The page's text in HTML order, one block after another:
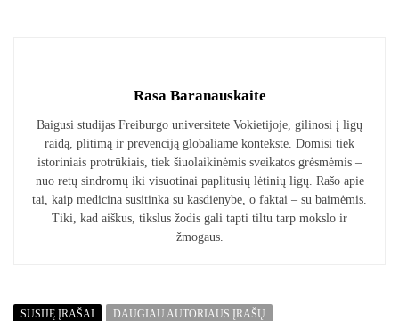
Rasa Baranauskaite
Baigusi studijas Freiburgo universitete Vokietijoje, gilinosi į ligų
raidą, plitimą ir prevenciją globaliame kontekste. Domisi tiek
istoriniais protrūkiais, tiek šiuolaikinėmis sveikatos grėsmėmis –
nuo retų sindromų iki visuotinai paplitusių lėtinių ligų. Rašo apie
tai, kaip medicina susitinka su kasdienybe, o faktai – su baimėmis.
Tiki, kad aiškus, tikslus žodis gali tapti tiltu tarp mokslo ir
žmogaus.
SUSIJĘ ĮRAŠAI
DAUGIAU AUTORIAUS ĮRAŠŲ